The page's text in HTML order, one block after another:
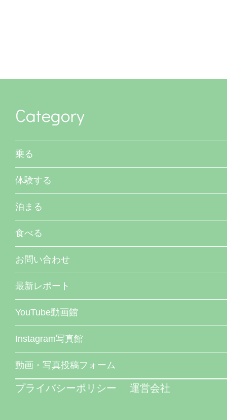
Category
乗る
体験する
泊まる
食べる
お問い合わせ
最新レポート
YouTube動画館
Instagram写真館
動画・写真投稿フォーム
プライバシーポリシー 運営会社